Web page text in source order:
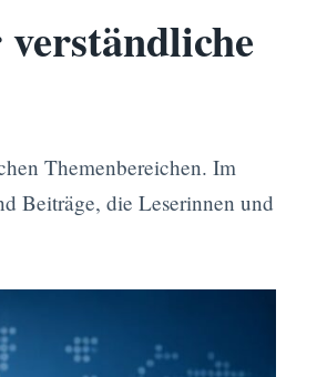
Themenbereichen. Im
Beiträge, die Leserinnen und